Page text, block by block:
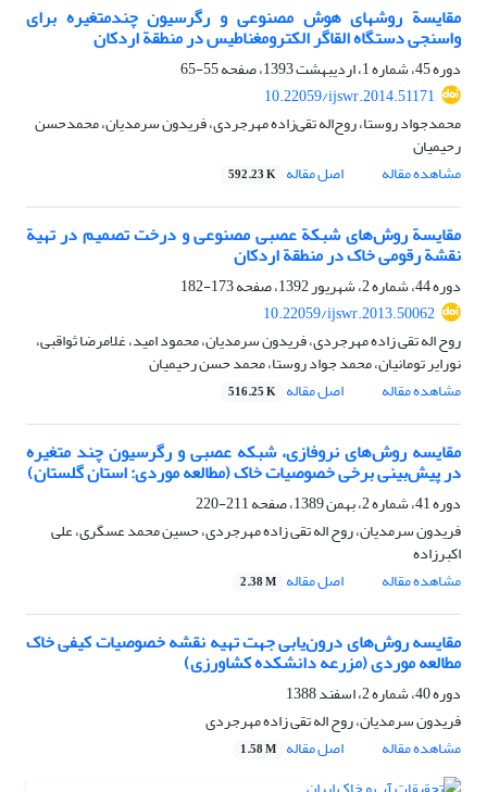
مقایسة روش‏های هوش مصنوعی و رگرسیون چند‌متغیره برای
واسنجی دستگاه القاگر الکترومغناطیس در منطقة اردکان
دوره 45، شماره 1، اردیبهشت 1393، صفحه
55-65
10.22059/ijswr.2014.51171
محمدجواد روستا، روح‌اله تقی‌زاده مهرجردی، فریدون سرمدیان، محمدحسن
رحیمیان
مشاهده مقاله
اصل مقاله 592.23 K
مقایسة روش‌های شبکة عصبی مصنوعی و درخت تصمیم در تهیة
نقشة رقومی خاک در منطقة اردکان
دوره 44، شماره 2، شهریور 1392، صفحه
173-182
10.22059/ijswr.2013.50062
روح اله تقی زاده مهرجردی، فریدون سرمدیان، محمود امید، غلامرضا ثواقبی،
نورایر تومانیان، محمد جواد روستا، محمد حسن رحیمیان
مشاهده مقاله
اصل مقاله 516.25 K
مقایسه روش‌های نروفازی، شبکه عصبی و رگرسیون چند متغیره
در پیش‌بینی برخی خصوصیات خاک (مطالعه موردی: استان گلستان)
دوره 41، شماره 2، بهمن 1389، صفحه
211-220
فریدون سرمدیان، روح اله تقی زاده مهرجردی، حسین محمد عسگری، علی
اکبرزاده
مشاهده مقاله
اصل مقاله 2.38 M
مقایسه روش‌های درون‌یابی جهت تهیه نقشه خصوصیات کیفی خاک
مطالعه موردی (مزرعه دانشکده کشاورزی)
دوره 40، شماره 2، اسفند 1388
فریدون سرمدیان، روح اله تقی زاده مهرجردی
مشاهده مقاله
اصل مقاله 1.58 M